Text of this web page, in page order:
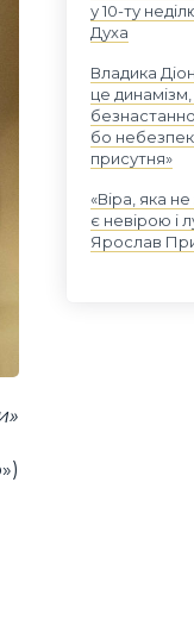
у 10-ту
Духа
Владика
це
бо
присутня»
«Віра, яка
є невірою і
Ярослав